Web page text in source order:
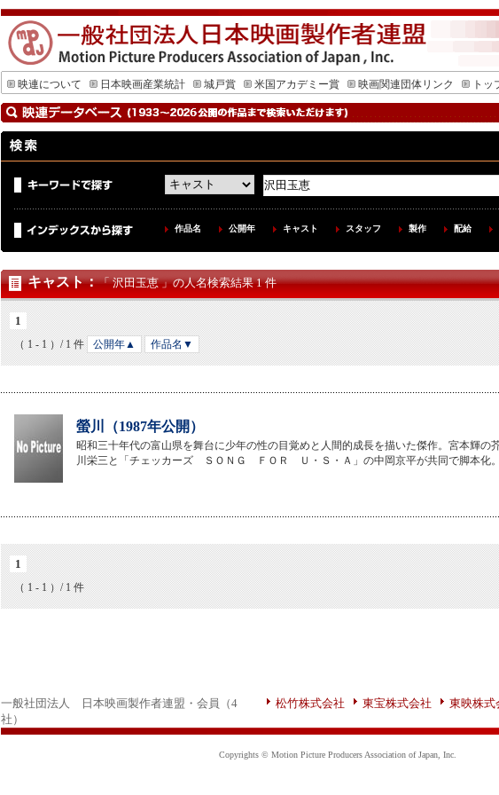
映連について
日本映画産業統計 城戸賞 米国アカデミー賞 映画関連団体リンク トッ
作品名 公開年 キャスト スタッフ 製作 配給
キャスト：「 沢田玉恵 」の人名検索結果 1 件
1
（ 1 - 1 ）/ 1 件 公開年▲ 作品名▼
螢川（1987年公開）
昭和三十年代の富山県を舞台に少年の性の目覚めと人間的成長を描いた傑作。宮本輝の
川栄三と「チェッカーズ ＳＯＮＧ ＦＯＲ Ｕ・Ｓ・Ａ」の中岡京平が共同で脚本化。
1
（ 1 - 1 ）/ 1 件
一般社団法人 日本映画製作者連盟・会員（4
社）
松竹株式会社 東宝株式会社 東映株式
Copyrights © Motion Picture Producers Association of Japan, Inc.